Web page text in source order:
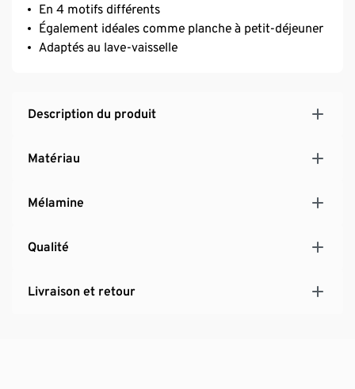
En 4 motifs différents
Également idéales comme planche à petit-déjeuner
Adaptés au lave-vaisselle
Description du produit
Matériau
Mélamine
Qualité
Livraison et retour